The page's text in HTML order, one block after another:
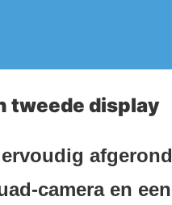
tweede display
afgerond
camera en een